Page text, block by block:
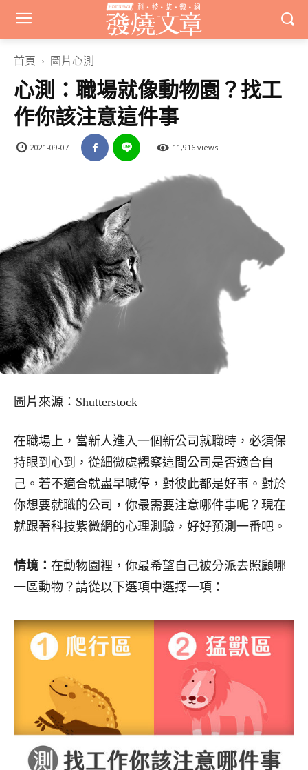
首頁 圖片心測
心測：職場就像動物園？找工
作你該注意這件事
2021-09-07 11,916 views
圖片來源：Shutterstock
在職場上，當新人進入一個新公司就職時，必須保
持眼到心到，從細微處觀察這間公司是否適合自
己。若不適合就盡早喊停，對彼此都是好事。對於
你想要就職的公司，你最需要注意哪件事呢？現在
就跟著科技紫微網的心理測驗，好好預測一番吧。
情境： 在動物園裡，你最希望自己被分派去照顧哪
一區動物？請從以下選項中選擇一項：